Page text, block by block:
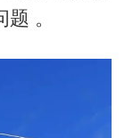
。